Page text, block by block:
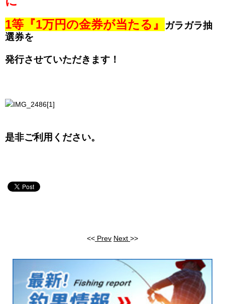
1等『1万円の金券が当たる』
ガラガラ抽
選券を
発行させていただきます！
是非ご利用ください。
<< Prev Next >>